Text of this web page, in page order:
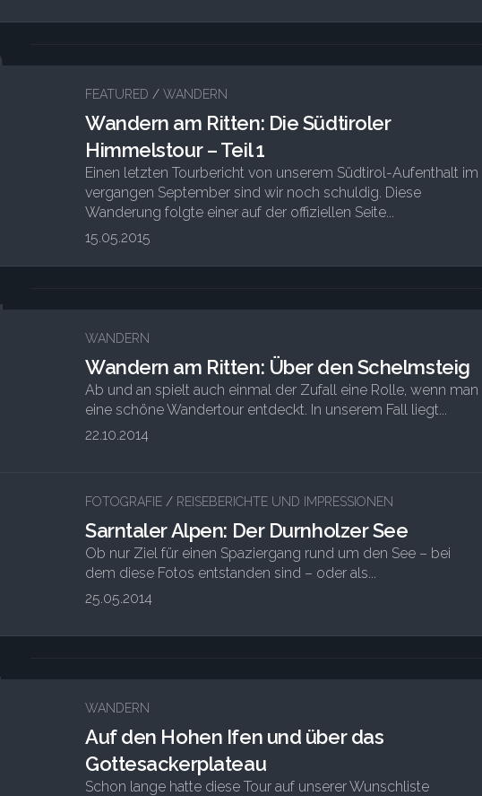
FEATURED / WANDERN
Wandern am Ritten: Die Südtiroler
Himmelstour – Teil 1
Einen letzten Tourbericht von unserem Südtirol-Aufenthalt im
vergangen September sind wir noch schuldig. Diese
Wanderung folgte einer auf der offiziellen Seite...
15.05.2015
WANDERN
Wandern am Ritten: Über den Schelmsteig
Ab und an spielt auch einmal der Zufall eine Rolle, wenn man
eine schöne Wandertour entdeckt. In unserem Fall liegt...
22.10.2014
FOTOGRAFIE / REISEBERICHTE UND IMPRESSIONEN
Sarntaler Alpen: Der Durnholzer See
Ob nur Ziel für einen Spaziergang rund um den See – bei
dem diese Fotos entstanden sind – oder als...
25.05.2014
WANDERN
Auf den Hohen Ifen und über das
Gottesackerplateau
Schon lange hatte diese Tour auf unserer Wunschliste